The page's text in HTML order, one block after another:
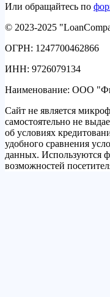
Или обращайтесь по
© 2023-2025
ОГРН: 1247700462866
ИНН: 9726079134
Наименование: ООО
Сайт не является
самостоятельно не
об условиях
удобного сравнения
данных. Используются
возможностей